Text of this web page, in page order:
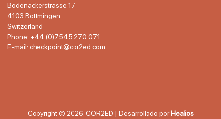
Bodenackerstrasse 17
4103 Bottmingen
Switzerland
Phone: +44 (0)7545 270 071
E-mail: checkpoint@cor2ed.com
Copyright © 2026. COR2ED | Desarrollado porHealios